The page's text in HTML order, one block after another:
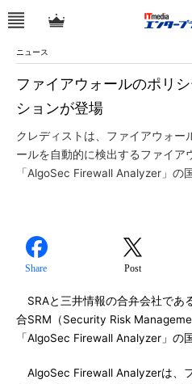
ニュース
ファイアウォールのポリ
ションが登場
クレディストは、ファイアウォー
ールを自動的に検出するファイア
「AlgoSec Firewall Analyzer」の
Share Post
SRAと三井情報の合弁会社であ
合SRM（Security Risk
「AlgoSec Firewall Analyzer」の
AlgoSec Firewall Analyzerは、